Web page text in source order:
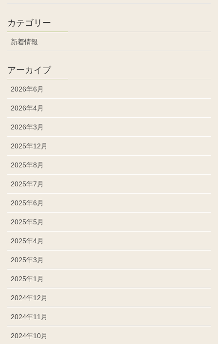
カテゴリー
新着情報
アーカイブ
2026年6月
2026年4月
2026年3月
2025年12月
2025年8月
2025年7月
2025年6月
2025年5月
2025年4月
2025年3月
2025年1月
2024年12月
2024年11月
2024年10月